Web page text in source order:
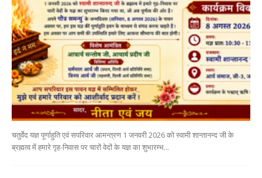
चतुर्वेद यज्ञ पूर्णाहुति एवं सपरिवार आमन्त्रण 1 जनवरी 2026 को स्वामी शान्तानन्द जी के
ब्रह्मत्व में हमारे गृह-निवास पर चारों वेदों के यज्ञ का शुभारम्भ...